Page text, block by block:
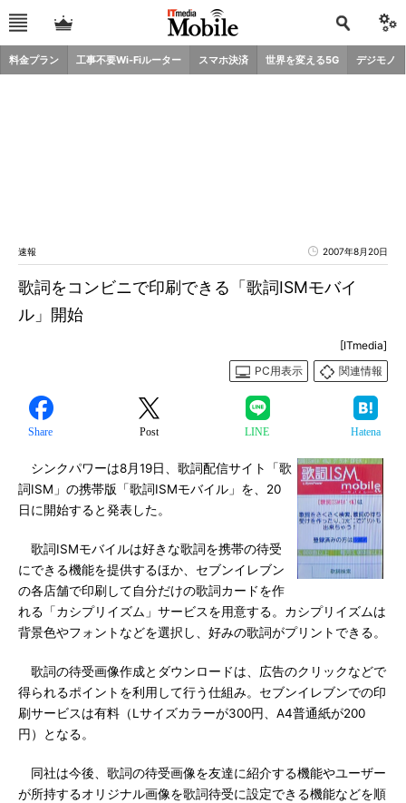
料金プラン 工事不要Wi-Fiルーター スマホ決済 世界を変える5G デジモノ
速報 2007年8月20日
歌詞をコンビニで印刷できる「歌詞ISMモバイ
ル」開始
[ITmedia]
PC用表示
関連情報
Share Post LINE Hatena
シンクパワーは8月19日、歌詞配信サイト「歌
詞ISM」の携帯版「歌詞ISMモバイル」を、20
日に開始すると発表した。
歌詞ISMモバイルは好きな歌詞を携帯の待受
にできる機能を提供するほか、セブンイレブン
の各店舗で印刷して自分だけの歌詞カードを作
れる「カシプリイズム」サービスを用意する。カシプリイズムは
背景色やフォントなどを選択し、好みの歌詞がプリントできる。
歌詞の待受画像作成とダウンロードは、広告のクリックなどで
得られるポイントを利用して行う仕組み。セブンイレブンでの印
刷サービスは有料（Lサイズカラーが300円、A4普通紙が200
円）となる。
同社は今後、歌詞の待受画像を友達に紹介する機能やユーザー
が所持するオリジナル画像を歌詞待受に設定できる機能などを順